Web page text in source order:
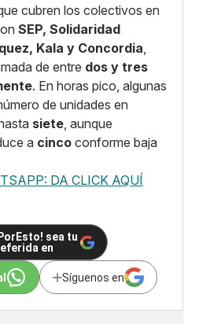
cubren los colectivos en
SEP, Solidaridad
Kala y Concordia,
de entre dos y tres
. En horas pico, algunas
de unidades en
siete, aunque
a cinco conforme baja
DA CLICK AQUÍ
sea tu
en
Síguenos en